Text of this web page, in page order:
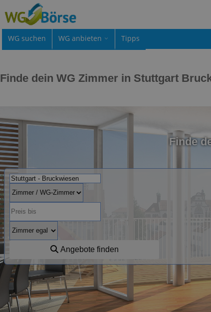
WG suchen WG anbieten Tipps
Finde dein WG Zimmer in Stuttgart
Finde
Angebote finden